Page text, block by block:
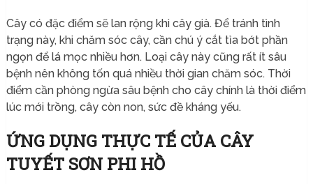
Cây có đặc điểm sẽ lan rộng khi cây già. Để tránh tình
trạng này, khi chăm sóc cây, cần chú ý cắt tỉa bớt phần
ngọn để lá mọc nhiều hơn. Loại cây này cũng rất ít sâu
bệnh nên không tốn quá nhiều thời gian chăm sóc. Thời
điểm cần phòng ngừa sâu bệnh cho cây chính là thời điểm
lúc mới trồng, cây còn non, sức đề kháng yếu.
ỨNG DỤNG THỰC TẾ CỦA CÂY
TUYẾT SƠN PHI HỒ